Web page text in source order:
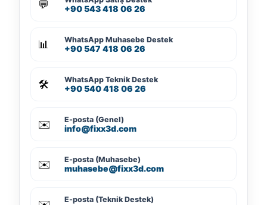
💬 +90 543 418 06 26
📊 WhatsApp Muhasebe Destek
+90 547 418 06 26
🛠️ WhatsApp Teknik Destek
+90 540 418 06 26
✉️ E-posta (Genel)
info@fixx3d.com
✉️ E-posta (Muhasebe)
muhasebe@fixx3d.com
E-posta (Teknik Destek)